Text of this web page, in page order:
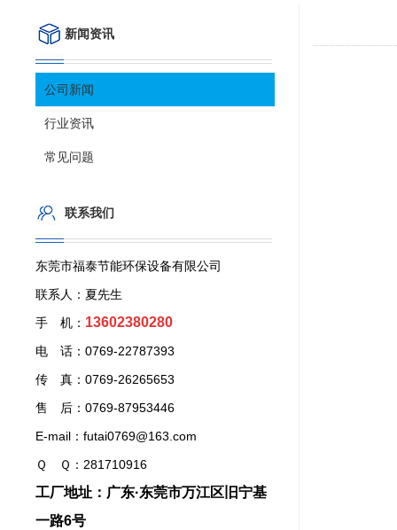
新闻资讯
公司新闻
行业资讯
常见问题
联系我们
东莞市福泰节能环保设备有限公司
联系人：夏先生
手 机： 13602380280
电 话：0769-22787393
传 真：0769-26265653
售 后：0769-87953446
E-mail：futai0769@163.com
Ｑ Ｑ：281710916
工厂地址：广东·东莞市万江区旧宁基
一路6号